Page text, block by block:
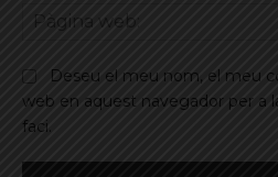
Deseu el meu nom, el meu
web en aquest navegador per a
faci.